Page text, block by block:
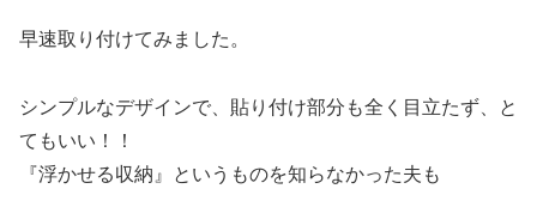
早速取り付けてみました。
シンプルなデザインで、貼り付け部分も全く目立たず、と
てもいい！！
『浮かせる収納』というものを知らなかった夫も